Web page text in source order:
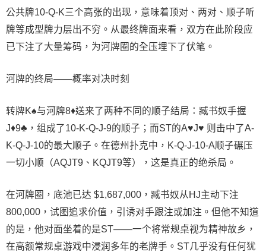
公共牌10-Q-K三个高张的出现，意味着顶对、两对、顺子听
牌等成型牌力层出不穷。从最终牌面来看，双方在此阶段应
已下注了大量筹码，为河牌圈的全压埋下了伏笔。
河牌的终局——概率对决时刻
转牌K♠与河牌8♦送来了两种不同的顺子结局：臧书奴手握
J♦9♣，组成了10-K-Q-J-9的顺子；而ST的A♥J♥ 则击中了A-
K-Q-J-10的最大顺子。在德州扑克中，K-Q-J-10-A顺子碾压
一切小顺（AQJT9、KQJT9等），这是真正的绝杀局。
在河牌圈，底池已达 $1,687,000，臧书奴从HJ主动下注
800,000，试图追求价值，引诱对手跟注或加注。但他不知道
的是，他对面坐着的是ST——一个将常规桌视为精神故乡，
在高额常规桌游戏中浸润多年的老牌手。ST几乎没有任何犹